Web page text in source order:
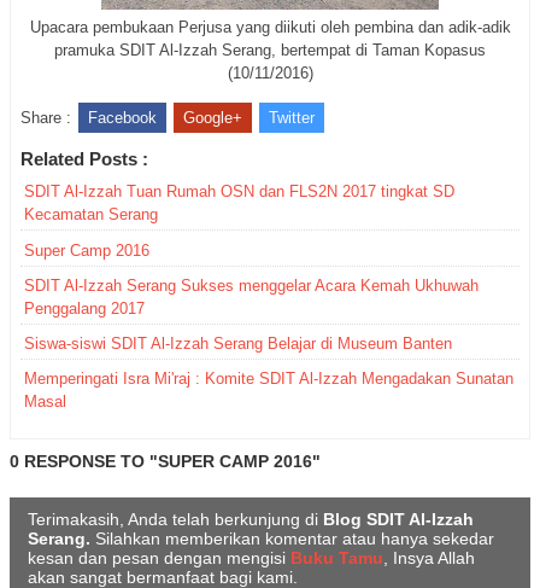
Upacara pembukaan Perjusa yang diikuti oleh pembina dan adik-adik
pramuka SDIT Al-Izzah Serang, bertempat di Taman Kopasus
(10/11/2016)
Share : Facebook Google+ Twitter
Related Posts :
SDIT Al-Izzah Tuan Rumah OSN dan FLS2N 2017 tingkat SD
Kecamatan Serang
Super Camp 2016
SDIT Al-Izzah Serang Sukses menggelar Acara Kemah Ukhuwah
Penggalang 2017
Siswa-siswi SDIT Al-Izzah Serang Belajar di Museum Banten
Memperingati Isra Mi'raj : Komite SDIT Al-Izzah Mengadakan Sunatan
Masal
0 RESPONSE TO "SUPER CAMP 2016"
Terimakasih, Anda telah berkunjung di Blog SDIT Al-Izzah
Serang. Silahkan memberikan komentar atau hanya sekedar
kesan dan pesan dengan mengisi Buku Tamu , Insya Allah
akan sangat bermanfaat bagi kami.